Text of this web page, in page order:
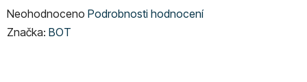
Průměrné
hodnocení
Neohodnoceno Podrobnosti hodnocení
Značka: BOT